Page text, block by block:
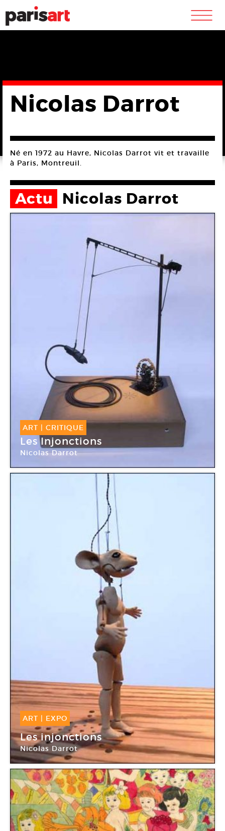
m
Nicolas Darrot
Né en 1972 au Havre, Nicolas Darrot vit et travaille
à Paris, Montreuil.
Actu Nicolas Darrot
ART CRITIQUE
Les Injonctions
Nicolas Darrot
ART | EXPO
12 Avr -17 Mai 2008
Les injonctions
Nicolas Darrot
Galerie Eva Hober